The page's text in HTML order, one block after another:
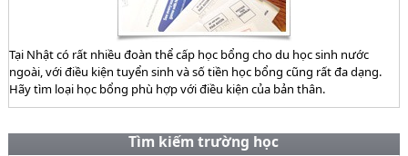
Tại Nhật có rất nhiều đoàn thể cấp học bổng cho du học sinh nước
ngoài, với điều kiện tuyển sinh và số tiền học bổng cũng rất đa dạng.
Hãy tìm loại học bổng phù hợp với điều kiện của bản thân.
Tìm kiếm trường học